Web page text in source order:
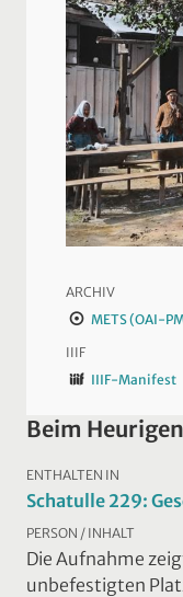
ARCHIV
METS (OAI-
IIIF
IIIF-Manifest
Beim Heurigen
ENTHALTEN IN
Schatulle 229:
PERSON / INHALT
Die Aufnahme
unbefestigten